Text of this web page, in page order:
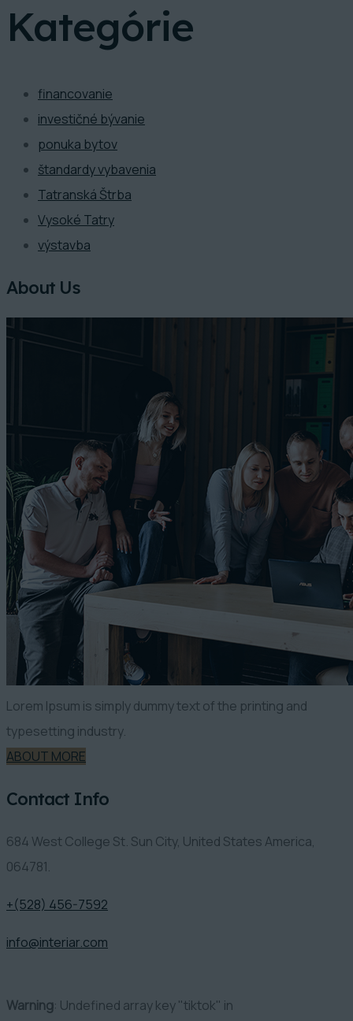
Kategórie
financovanie
investičné bývanie
ponuka bytov
štandardy vybavenia
Tatranská Štrba
Vysoké Tatry
výstavba
About Us
Lorem Ipsum is simply dummy text of the printing and
typesetting industry.
ABOUT MORE
Contact Info
684 West College St. Sun City, United States America,
064781.
+(528) 456-7592
info@interiar.com
Warning: Undefined array key "tiktok" in